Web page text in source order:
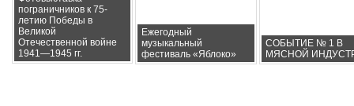
пограничников к 75-
летию Победы в
Великой
Отечественной войне
1941—1945 гг.
Ежегодный
музыкальный
фестиваль «Яблоко»
СОБЫТИЕ № 1 В
МЯСНОЙ